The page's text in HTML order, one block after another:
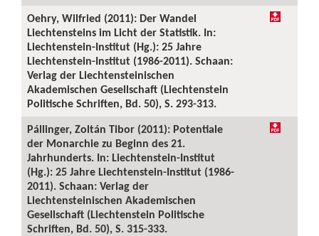
Oehry, Wilfried (2011): Der Wandel
Liechtensteins im Licht der Statistik. In:
Liechtenstein-Institut (Hg.): 25 Jahre
Liechtenstein-Institut (1986-2011). Schaan:
Verlag der Liechtensteinischen
Akademischen Gesellschaft (Liechtenstein
Politische Schriften, Bd. 50), S. 293-313.
Pállinger, Zoltán Tibor (2011): Potentiale
der Monarchie zu Beginn des 21.
Jahrhunderts. In: Liechtenstein-Institut
(Hg.): 25 Jahre Liechtenstein-Institut (1986-
2011). Schaan: Verlag der
Liechtensteinischen Akademischen
Gesellschaft (Liechtenstein Politische
Schriften, Bd. 50), S. 315-333.